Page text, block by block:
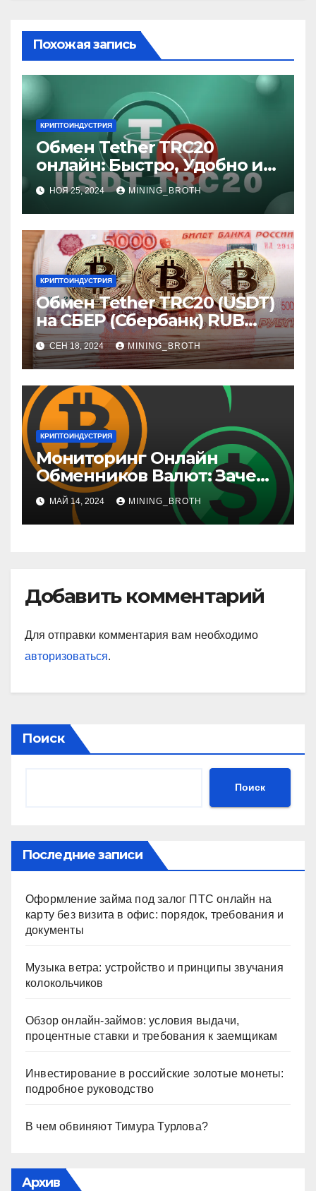
Похожая запись
КРИПТОИНДУСТРИЯ
Обмен Tether TRC20
онлайн: Быстро, Удобно и
Выгодно
НОЯ 25, 2024 MINING_BROTH
КРИПТОИНДУСТРИЯ
Обмен Tether TRC20 (USDT)
на СБЕР (Сбербанк) RUB
(рубли)
СЕН 18, 2024 MINING_BROTH
КРИПТОИНДУСТРИЯ
Мониторинг Онлайн
Обменников Валют: Зачем
Это Нужно и Как Выбрать
Лучший Сервис
МАЙ 14, 2024 MINING_BROTH
Добавить комментарий
Для отправки комментария вам необходимо
авторизоваться.
Поиск
Поиск
Последние записи
Оформление займа под залог ПТС онлайн на
карту без визита в офис: порядок, требования и
документы
Музыка ветра: устройство и принципы звучания
колокольчиков
Обзор онлайн-займов: условия выдачи,
процентные ставки и требования к заемщикам
Инвестирование в российские золотые монеты:
подробное руководство
В чем обвиняют Тимура Турлова?
Архив